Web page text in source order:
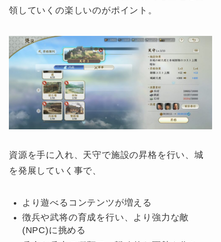
領していくの楽しいのがポイント。
資源を手に入れ、天守で施設の昇格を行い、城
を発展していく事で、
より遊べるコンテンツが増える
徴兵や武将の育成を行い、より強力な敵
(NPC)に挑める